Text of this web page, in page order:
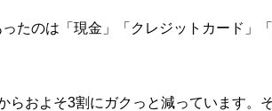
たのは「現金」「クレジットカード」
およそ3割にガクっと減っています。